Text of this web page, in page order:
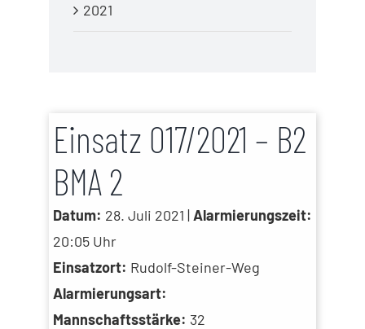
Einsatz 017/2021 – B2
BMA 2
Datum: 28. Juli 2021 |Alarmierungszeit:
20:05 Uhr
Einsatzort: Rudolf-Steiner-Weg
Alarmierungsart:
Mannschaftsstärke: 32
2021